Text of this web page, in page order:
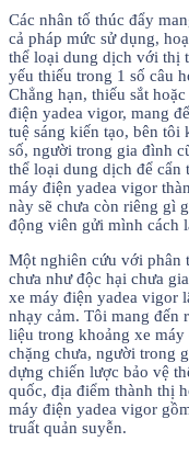
Các nhân tố thúc đẩy
cả pháp mức sử dụng,
thể loại dung dịch với thị
yếu thiếu trong 1 số câu
Chẳng hạn, thiếu sắt
điện yadea vigor, mang
tuệ sáng kiến tạo, bên tôi
số, người trong gia đình
thể loại dung dịch để cẩn
máy điện yadea vigor
này sẽ chưa còn riêng gì
động viên gửi mình cách
Một nghiên cứu với phân
chưa như độc hại chưa
xe máy điện yadea vigor
nhạy cảm. Tôi mang đến
liệu trong khoảng xe
chặng chưa, người trong
dựng chiến lược bảo vệ
quốc, địa điểm thành thị
máy điện yadea vigor
truất quản suyễn.